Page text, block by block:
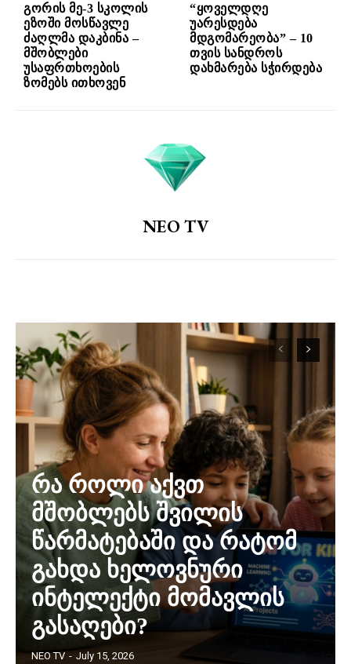
გორის მე-3 სკოლის
ეზოში მოსწავლე
ძაღლმა დაკბინა –
მშობლები
უსაფრთხოების
ზომებს ითხოვენ
“ყოველდღე
უარესდება
მდგომარეობა” – 10
თვის სანდროს
დახმარება სჭირდება
NEO TV
რა როლი აქვთ
მშობლებს შვილის
წარმატებაში და რატომ
გახდა ხელოვნური
ინტელექტი მომავლის
გასაღები?
NEO TV - July 15, 2026